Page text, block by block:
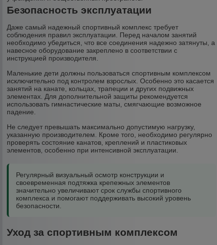
Безопасность эксплуатации
Даже самый надежный спортивный комплекс требует
соблюдения правил эксплуатации. Перед началом занятий
необходимо убедиться, что все соединения надежно затянуты, а
навесное оборудование закреплено в соответствии с
инструкцией производителя.
Маленькие дети должны пользоваться спортивным комплексом
исключительно под контролем взрослых. Особенно это касается
занятий на канате, кольцах, трапеции и других подвижных
элементах. Для дополнительной защиты рекомендуется
использовать гимнастические маты, смягчающие возможное
падение.
Не следует превышать максимально допустимую нагрузку,
указанную производителем. Кроме того, необходимо регулярно
проверять состояние канатов, креплений и пластиковых
элементов, особенно при интенсивной эксплуатации.
Регулярный визуальный осмотр конструкции и
своевременная подтяжка крепежных элементов
значительно увеличивают срок службы спортивного
комплекса и помогают поддерживать высокий уровень
безопасности.
Уход за спортивным комплексом